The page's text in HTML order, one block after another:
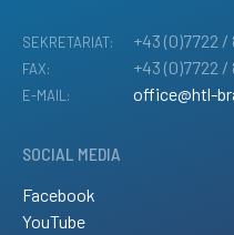
SEKRETARIAT: +43 (0)7722 /
FAX: +43 (0)7722 /
E-MAIL: office@htl-
SOCIAL MEDIA
Facebook
YouTube